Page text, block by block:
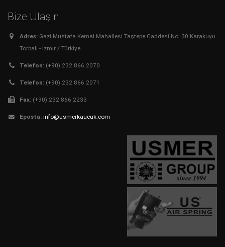
Bize Ulaşın
Adres: Gazi Mustafa Kemal Mahallesi Taştepe Caddesi No: 30 Karakuyu
Torbalı - İzmir / Türkiye
Telefon: (+90) 232 866 2070
Telefon: (+90) 232 866 2071
Fax: (+90) 232 866 2233
Eposta: info@usmerkaucuk.com